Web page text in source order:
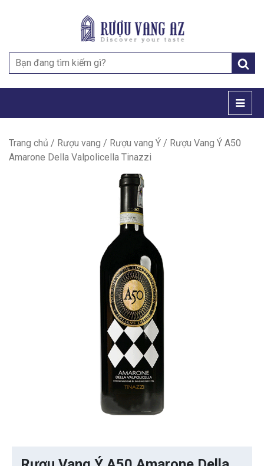
Search
for:
Trang chủ / Rượu vang / Rượu vang Ý / Rượu Vang Ý A50
Amarone Della Valpolicella Tinazzi